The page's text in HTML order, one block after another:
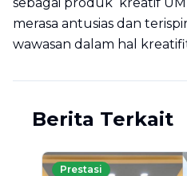
merasa antusias dan
wawasan dalam hal
Berita Terkait
Prestasi